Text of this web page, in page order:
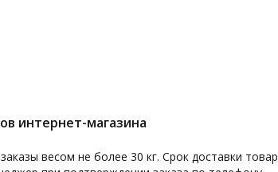
интернет-магазина
весом не более 30 кг. Срок доставки